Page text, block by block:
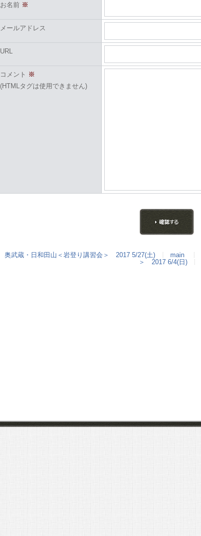
お名前 ※
メールアドレス
URL
コメント ※
(HTMLタグは使用できません)
奥武蔵・日和田山＜岩登り講習会＞ 2017 5/27(土) main
＞ 2017 6/4(日)